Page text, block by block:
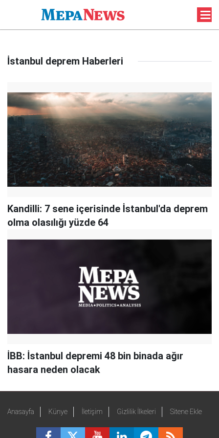
İstanbul deprem Haberleri
Kandilli: 7 sene içerisinde İstanbul'da deprem
olma olasılığı yüzde 64
İBB: İstanbul depremi 48 bin binada ağır
hasara neden olacak
Anasayfa Künye İletişim Gizlilik İlkeleri Sitene Ekle